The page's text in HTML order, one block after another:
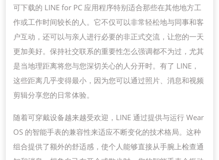
可下载的 LINE for PC 应用程序特别适合那些在其他地方工
作或工作时间较长的人。它不仅可以非常轻松地与同事和客
户互动，还可以与亲人进行必要的非正式交流，让您的一天
更加美好。保持社交联系的重要性怎么强调都不为过，尤其
是当地理距离将您与您深切关心的人分开时。有了 LINE，
这些距离几乎变得最小，因为您可以通过照片、消息和视频
剪辑分享您的日常体验。
随着可穿戴设备越来越受欢迎，LINE 通过提供与运行 Wear
OS 的智能手表的兼容性来适应不断变化的技术格局。这种
组合提供了额外的舒适感，使个人能够直接从手腕上检查通